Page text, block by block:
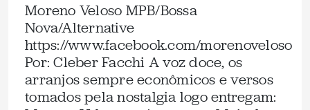
Moreno Veloso MPB/Bossa
Nova/Alternative
https://www.facebook.com/morenoveloso
Por: Cleber Facchi A voz doce, os
arranjos sempre econômicos e versos
tomados pela nostalgia logo entregam: